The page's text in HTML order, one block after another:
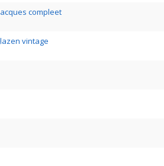
compleet
vintage